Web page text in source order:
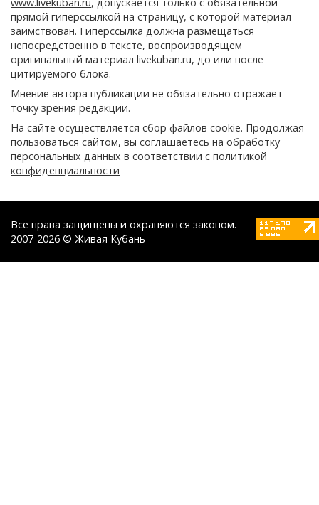
прямой гиперссылкой на страницу, с которой материал
заимствован. Гиперссылка должна размещаться
непосредственно в тексте, воспроизводящем
оригинальный материал livekuban.ru, до или после
цитируемого блока.
Мнение автора публикации не обязательно отражает
точку зрения редакции.
На сайте осуществляется сбор файлов cookie. Продолжая
пользоваться сайтом, вы соглашаетесь на обработку
персональных данных в соответствии с политикой
конфиденциальности
Все права защищены и охраняются законом.
2007-2026 © Живая Кубань